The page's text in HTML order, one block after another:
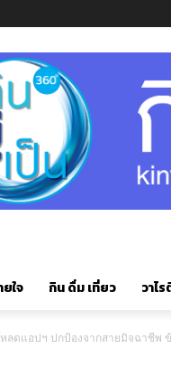
ใจ กิน ดื่ม เที่ยว วาไ
ลดแอปฯ ปกป้องจากสายมิจฉาชีพ